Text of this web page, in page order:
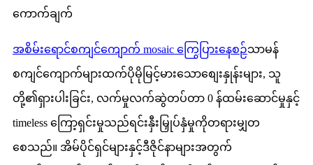
ကောက်ချက်
အစိမ်းရောင်စကျင်ကျောက် mosaic ကြွေပြားနေစဉ်သာမန်
စကျင်ကျောက်များထက်ပိုမိုမြင့်မားသောစျေးနှုန်းများ, သူ
တို့၏ရှားပါးခြင်း, လက်မှုလက်ဆွဲတပ်တာ 0 န်ထမ်းဆောင်မှုနှင့်
timeless ကြော့ရှင်းမှုသည်ရင်းနှီးမြှုပ်နှံမှုကိုတရားမျှတ
စေသည်။ အိမ်ပိုင်ရှင်များနှင့်ဒီဇိုင်နာများအတွက်